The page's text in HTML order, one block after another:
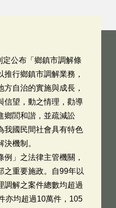
公布「鄉鎮市調解條
行鄉鎮市調解業務，
自治的實施與成長，
信望，動之情理，勸導
鄉閭和諧，並疏減訟
我國民間社會具有特色
決機制。
」之法律主管機關，
之重要施政。自99年以
調解之案件總數均超過
亦均超過10萬件，105